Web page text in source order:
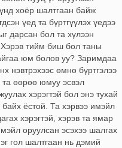
хоёр шалтгаан байж
үед та бүртгүүлэх үедээ
дарсан бол та хүлээн
тийм биш бол таны
юм болов уу? Заримдаа
нэвтрэхээс өмнө бүртгэлээ
та өөрөө юмуу эсвэл
хэрэгтэй бол энэ тухай
байх ёстой. Та хэрвээ имэйл
хэрэгтэй, хэрэв та ямар
оруулсан эсэхээ шалгах
гол шалтгаан нь дэмий